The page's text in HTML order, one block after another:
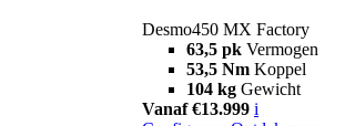
Desmo450 MX Factory
63,5 pk Vermogen
53,5 Nm Koppel
104 kg Gewicht
Vanaf €13.999 i